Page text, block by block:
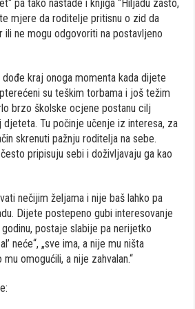
pa tako nastade i knjiga “Hiljadu zašto,
mjere da roditelje pritisnu o zid da
ili ne mogu odgovoriti na postavljeno
kraj onoga momenta kada dijete
su teškim torbama i još težim
brzo školske ocjene postanu cilj
Tu počinje učenje iz interesa, za
skrenuti pažnju roditelja na sebe.
pripisuju sebi i doživljavaju ga kao
nečijim željama i nije baš lahko pa
Dijete postepeno gubi interesovanje
postaje slabije pa nerijetko
neće“, „sve ima, a nije mu ništa
mu omogućili, a nije zahvalan.“